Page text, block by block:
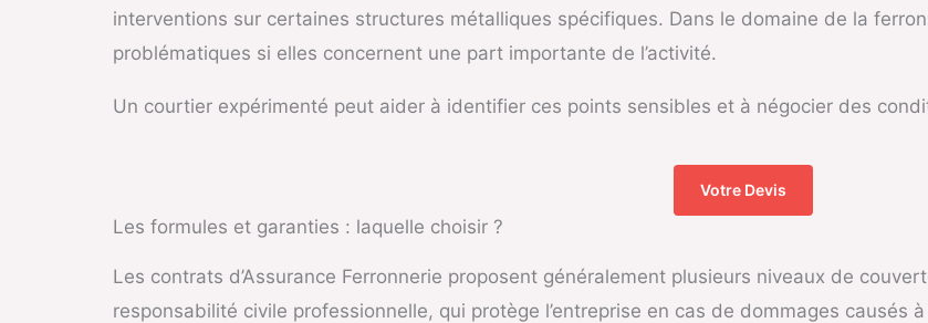
interventions sur certaines structures métalliques spécifiques. Dans le domaine de la
problématiques si elles concernent une part importante de l’activité.
Un courtier expérimenté peut aider à identifier ces points sensibles et à négocier des
Votre Devis
Les formules et garanties : laquelle choisir ?
Les contrats d’Assurance Ferronnerie proposent généralement plusieurs niveaux de
responsabilité civile professionnelle, qui protège l’entreprise en cas de dommages causés